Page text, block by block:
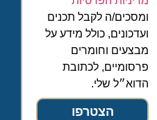
ומסכים/ה לקבל תכנים
ועדכונים, כולל מידע על
מבצעים וחומרים
פרסומיים, לכתובת
הדוא״ל שלי.
הצטרפו